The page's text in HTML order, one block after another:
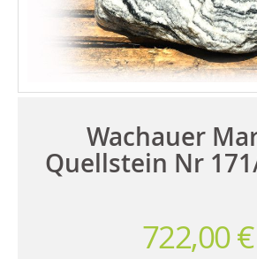
Wachauer
Quellstein Nr
722,00 €